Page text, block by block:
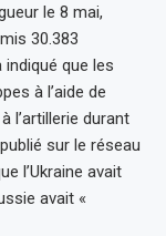
le 8 mai,
30.383
que les
à l’aide de
l’artillerie durant
sur le réseau
l’Ukraine avait
avait «